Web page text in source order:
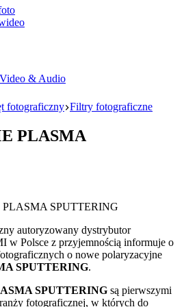
fotograficzny Filtry fotograficzne
PLASMA
autoryzowany dystrybutor
Polsce z przyjemnością informuje o
o nowe polaryzacyjne
SPUTTERING.
SPUTTERING są pierwszymi
fotograficznej, w których do